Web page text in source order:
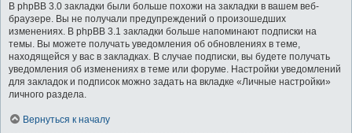
В phpBB 3.0 закладки были больше похожи на закладки в вашем веб-
браузере. Вы не получали предупреждений о произошедших
изменениях. В phpBB 3.1 закладки больше напоминают подписки на
темы. Вы можете получать уведомления об обновлениях в теме,
находящейся у вас в закладках. В случае подписки, вы будете получать
уведомления об изменениях в теме или форуме. Настройки уведомлений
для закладок и подписок можно задать на вкладке «Личные настройки»
личного раздела.
Вернуться к началу